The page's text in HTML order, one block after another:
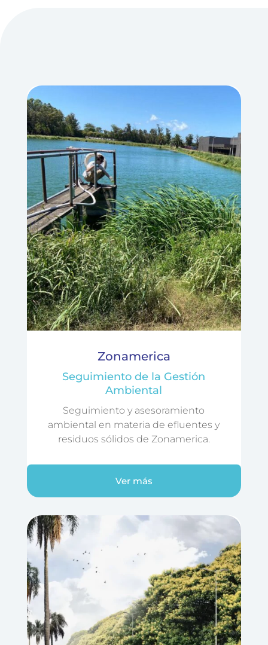
Zonamerica
Seguimiento de la Gestión
Ambiental
Seguimiento y asesoramiento
ambiental en materia de efluentes y
residuos sólidos de Zonamerica.
Ver más